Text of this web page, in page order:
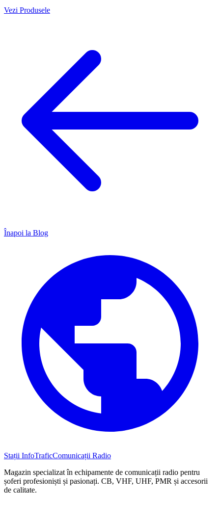
Vezi Produsele
Înapoi la Blog
Stații InfoTraficComunicații Radio
Magazin specializat în echipamente de comunicații radio pentru
șoferi profesioniști și pasionați. CB, VHF, UHF, PMR și accesorii
de calitate.